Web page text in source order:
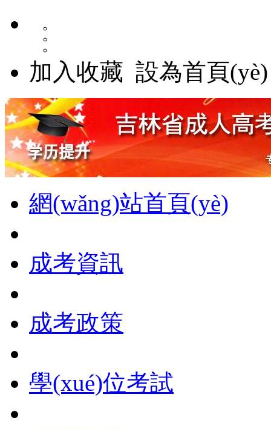
加入收藏 設為首頁(yè)
網(wǎng)站首頁(yè)
成考資訊
成考政策
學(xué)位考試